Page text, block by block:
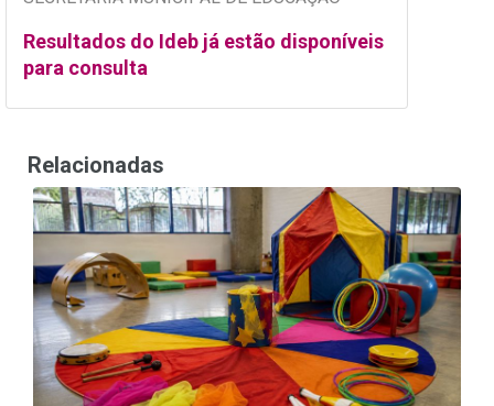
Resultados do Ideb já estão disponíveis
para consulta
Relacionadas